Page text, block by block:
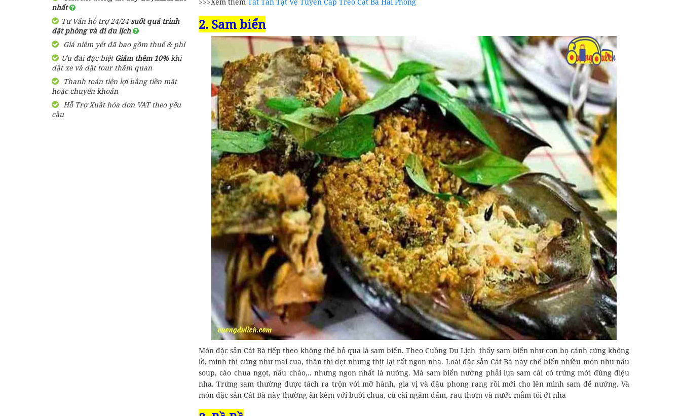
nhất
Tư Vấn hỗ trợ 24/24 suốt quá trình
đặt phòng và đi du lịch
Giá niêm yết đã bao gồm thuế & phí
Ưu đãi đặc biệtGiảm thêm 10%khi
đặt xe và đặt tour thăm quan
Thanh toán tiện lợi bằng tiền mặt
hoặc chuyển khoản
Hỗ Trợ Xuất hóa đơn VAT theo yêu
cầu
2. Sam biển
Món đặc sản Cát Bà tiếp theo không thể bỏ qua là sam biển. Theo Cuồng Du Lịch thấy sam biển như con bọ cánh cứng không
lồ, mình thì cứng như mai cua, thân thì dẹt nhưng thịt lại rất ngon nha. Loài đặc sản Cát Bà này chế biến nhiều món như nấu
soup, cào chua ngọt, nấu cháo,.. nhưng ngon nhất là nướng. Mà sam biển nướng phải lựa sam cái có trứng mới đúng điệu
nha. Trứng sam thường được tách ra trộn với mỡ hành, gia vị và đậu phong rang rồi mới cho lên mình sam để nướng. Và
món đặc sản Cát Bà này thường ăn kèm với bưởi chua, củ cài ngâm dấm, rau thơm và nước mắm tỏi ớt nha